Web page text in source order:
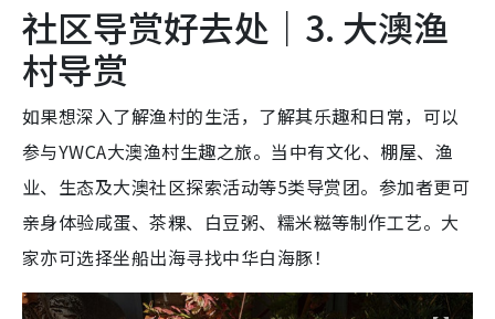
社区导赏好去处｜3. 大澳渔
村导赏
如果想深入了解渔村的生活，了解其乐趣和日常，可以
参与YWCA大澳渔村生趣之旅。当中有文化、棚屋、渔
业、生态及大澳社区探索活动等5类导赏团。参加者更可
亲身体验咸蛋、茶粿、白豆粥、糯米糍等制作工艺。大
家亦可选择坐船出海寻找中华白海豚！